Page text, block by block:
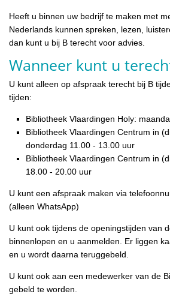
Heeft u binnen uw bedrijf te maken met
Nederlands kunnen spreken, lezen,
dan kunt u bij B terecht voor advies.
Wanneer kunt u
U kunt alleen op afspraak terecht bij B
tijden:
Bibliotheek Vlaardingen Holy:
Bibliotheek Vlaardingen Centrum in
donderdag 11.00 - 13.00 uur
Bibliotheek Vlaardingen Centrum in
18.00 - 20.00 uur
U kunt een afspraak maken via
(alleen WhatsApp)
U kunt ook tijdens de openingstijden van
binnenlopen en u aanmelden. Er liggen
en u wordt daarna teruggebeld.
U kunt ook aan een medewerker van de
gebeld te worden.